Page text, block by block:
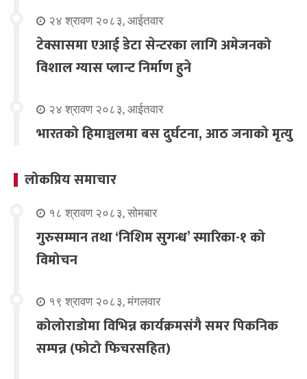
२४ श्रावण २०८३, आईतवार
टेक्सासमा एआई डेटा सेन्टरका लागि अमेजनको
विशाल ग्यास प्लान्ट निर्माण हुने
२४ श्रावण २०८३, आईतवार
भारतको हिमाञ्चलमा बस दुर्घटना, आठ जनाको मृत्यु
लोकप्रिय समाचार
१८ श्रावण २०८३, सोमबार
गुरुसम्मान तथा ‘निशिम सुगन्ध’ स्मारिका-१ को
विमोचन
१९ श्रावण २०८३, मंगलवार
कोलोराडोमा विभिन्न कार्यक्रमसंगै समर पिकनिक
सम्पन्न (फोटो फिचरसहित)